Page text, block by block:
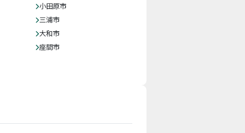
小田原市
三浦市
大和市
座間市